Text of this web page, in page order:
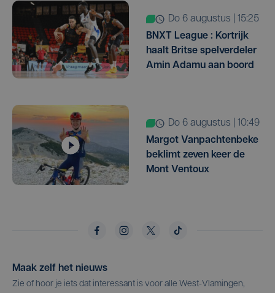
do 6 augustus | 15:25
BNXT League : Kortrijk
haalt Britse spelverdeler
Amin Adamu aan boord
do 6 augustus | 10:49
Margot Vanpachtenbeke
beklimt zeven keer de
Mont Ventoux
Maak zelf het nieuws
Zie of hoor je iets dat interessant is voor alle West-Vlamingen,